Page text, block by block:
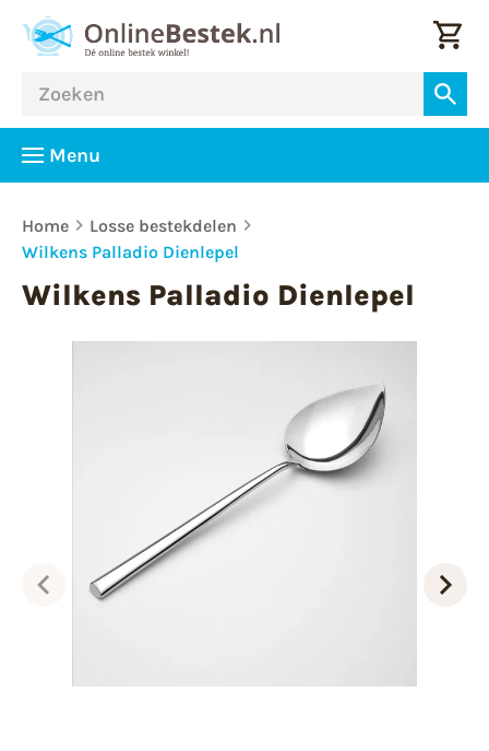
Menu
Home
Losse bestekdelen
Wilkens Palladio Dienlepel
Wilkens Palladio Dienlepel